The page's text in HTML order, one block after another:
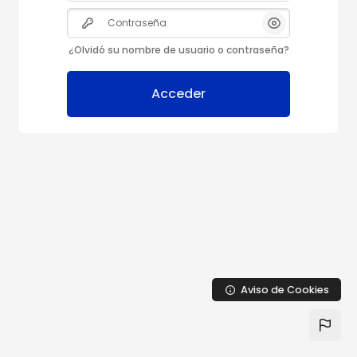
Contraseña
¿Olvidó su nombre de usuario o contraseña?
Acceder
Aviso de Cookies